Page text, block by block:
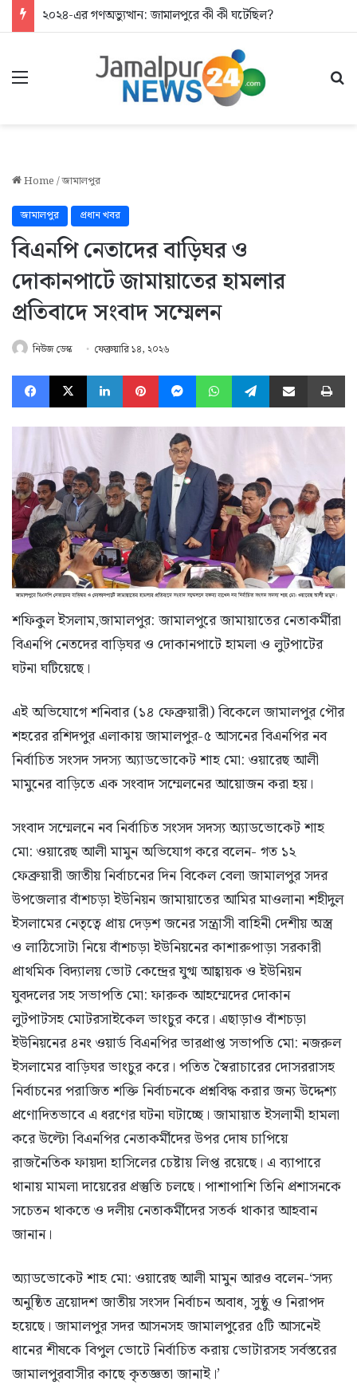
২০২৪-এর গণঅভ্যুত্থান: জামালপুরে কী কী ঘটেছিল?
Menu
Home/জামালপুর
জামালপুর প্রধান খবর
বিএনপি নেতাদের বাড়িঘর ও
দোকানপাটে জামায়াতের হামলার
প্রতিবাদে সংবাদ সম্মেলন
নিউজ ডেস্ক ফেব্রুয়ারি ১৪, ২০২৬
Facebook
X LinkedInPinterestMessengerWhatsAppTelegramShare via Email
শফিকুল ইসলাম,জামালপুর: জামালপুরে জামায়াতের নেতাকর্মীরা
বিএনপি নেতদের বাড়িঘর ও দোকানপাটে হামলা ও লুটপাটের
ঘটনা ঘটিয়েছে।
এই অভিযোগে শনিবার (১৪ ফেব্রুয়ারী) বিকেলে জামালপুর পৌর
শহরের রশিদপুর এলাকায় জামালপুর-৫ আসনের বিএনপির নব
নির্বাচিত সংসদ সদস্য অ্যাডভোকেট শাহ মো: ওয়ারেছ আলী
মামুনের বাড়িতে এক সংবাদ সম্মেলনের আয়োজন করা হয়।
সংবাদ সম্মেলনে নব নির্বাচিত সংসদ সদস্য অ্যাডভোকেট শাহ
মো: ওয়ারেছ আলী মামুন অভিযোগ করে বলেন- গত ১২
ফেব্রুয়ারী জাতীয় নির্বাচনের দিন বিকেল বেলা জামালপুর সদর
উপজেলার বাঁশচড়া ইউনিয়ন জামায়াতের আমির মাওলানা শহীদুল
ইসলামের নেতৃত্বে প্রায় দেড়শ জনের সন্ত্রাসী বাহিনী দেশীয় অস্ত্র
ও লাঠিসোটা নিয়ে বাঁশচড়া ইউনিয়নের কাশারুপাড়া সরকারী
প্রাথমিক বিদ্যালয় ভোট কেন্দ্রের যুগ্ম আহ্বায়ক ও ইউনিয়ন
যুবদলের সহ সভাপতি মো: ফারুক আহম্মেদের দোকান
লুটপাটসহ মোটরসাইকেল ভাংচুর করে। এছাড়াও বাঁশচড়া
ইউনিয়নের ৪নং ওয়ার্ড বিএনপির ভারপ্রাপ্ত সভাপতি মো: নজরুল
ইসলামের বাড়িঘর ভাংচুর করে। পতিত স্বৈরাচারের দোসররাসহ
নির্বাচনের পরাজিত শক্তি নির্বাচনকে প্রশ্নবিদ্ধ করার জন্য উদ্দেশ্য
প্রণোদিতভাবে এ ধরণের ঘটনা ঘটাচ্ছে। জামায়াত ইসলামী হামলা
করে উল্টো বিএনপির নেতাকর্মীদের উপর দোষ চাপিয়ে
রাজনৈতিক ফায়দা হাসিলের চেষ্টায় লিপ্ত রয়েছে। এ ব্যাপারে
থানায় মামলা দায়েরের প্রস্তুতি চলছে। পাশাপাশি তিনি প্রশাসনকে
সচেতন থাকতে ও দলীয় নেতাকর্মীদের সতর্ক থাকার আহবান
জানান।
অ্যাডভোকেট শাহ মো: ওয়ারেছ আলী মামুন আরও বলেন-‘সদ্য
অনুষ্ঠিত ত্রয়োদশ জাতীয় সংসদ নির্বাচন অবাধ, সুষ্ঠু ও নিরাপদ
হয়েছে। জামালপুর সদর আসনসহ জামালপুরের ৫টি আসনেই
ধানের শীষকে বিপুল ভোটে নির্বাচিত করায় ভোটারসহ সর্বস্তরের
জামালপুরবাসীর কাছে কৃতজ্ঞতা জানাই।’